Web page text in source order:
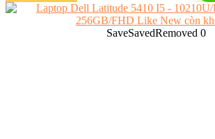
SaveSavedRemoved 0